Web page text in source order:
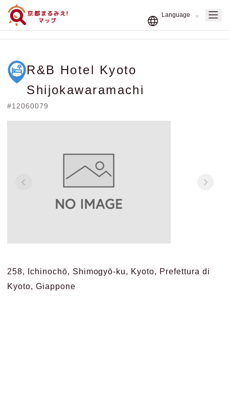
R&B Hotel Kyoto
Shijokawaramachi
#12060079
258, Ichinochō, Shimogyō-ku, Kyoto, Prefettura di
Kyoto, Giappone